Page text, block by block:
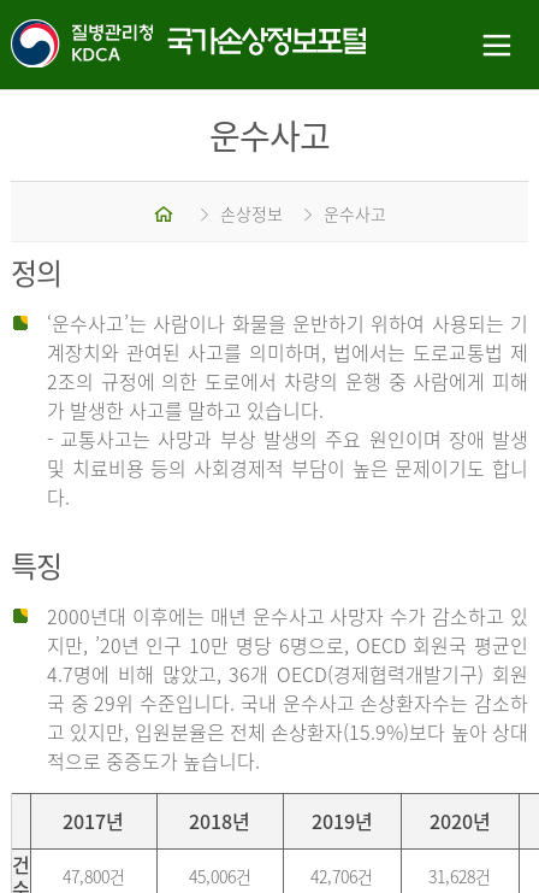
운수사고
홈 손상정보 운수사고
정의
‘운수사고’는 사람이나 화물을 운반하기 위하여 사용되는 기
계장치와 관여된 사고를 의미하며, 법에서는 도로교통법 제
2조의 규정에 의한 도로에서 차량의 운행 중 사람에게 피해
가 발생한 사고를 말하고 있습니다.
- 교통사고는 사망과 부상 발생의 주요 원인이며 장애 발생
및 치료비용 등의 사회경제적 부담이 높은 문제이기도 합니
다.
특징
2000년대 이후에는 매년 운수사고 사망자 수가 감소하고 있
지만, ’20년 인구 10만 명당 6명으로, OECD 회원국 평균인
4.7명에 비해 많았고, 36개 OECD(경제협력개발기구) 회원
국 중 29위 수준입니다. 국내 운수사고 손상환자수는 감소하
고 있지만, 입원분율은 전체 손상환자(15.9%)보다 높아 상대
적으로 중증도가 높습니다.
2017년 2018년 2019년
2020년
건
47,800건 45,006건 42,706건 31,628건